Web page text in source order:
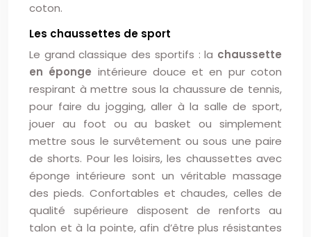
coton.
Les chaussettes de sport
Le grand classique des sportifs : la chaussette
en éponge intérieure douce et en pur coton
respirant à mettre sous la chaussure de tennis,
pour faire du jogging, aller à la salle de sport,
jouer au foot ou au basket ou simplement
mettre sous le survêtement ou sous une paire
de shorts. Pour les loisirs, les chaussettes avec
éponge intérieure sont un véritable massage
des pieds. Confortables et chaudes, celles de
qualité supérieure disposent de renforts au
talon et à la pointe, afin d’être plus résistantes